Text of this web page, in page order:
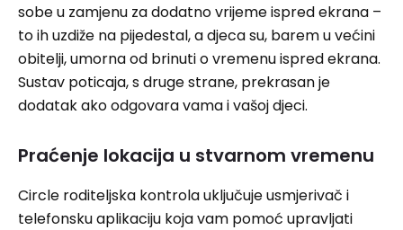
sobe u zamjenu za dodatno vrijeme ispred ekrana –
to ih uzdiže na pijedestal, a djeca su, barem u većini
obitelji, umorna od brinuti o vremenu ispred ekrana.
Sustav poticaja, s druge strane, prekrasan je
dodatak ako odgovara vama i vašoj djeci.
Praćenje lokacija u stvarnom vremenu
Circle roditeljska kontrola uključuje usmjerivač i
telefonsku aplikaciju koja vam pomoć upravljati